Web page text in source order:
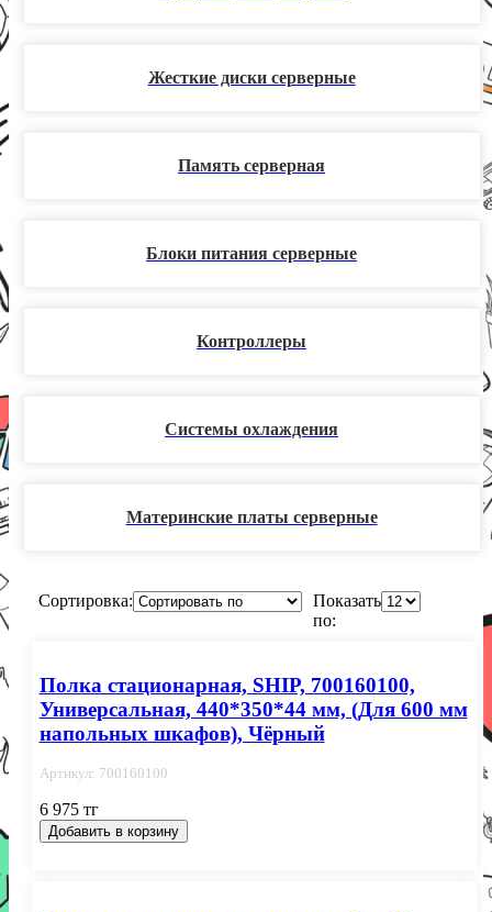
Жесткие диски серверные
Память серверная
Блоки питания серверные
Контроллеры
Системы охлаждения
Материнские платы серверные
Сортировка:
Показать
по:
Полка стационарная, SHIP, 700160100,
Универсальная, 440*350*44 мм, (Для 600 мм
напольных шкафов), Чёрный
Артикул: 700160100
6 975 тг
Добавить в корзину